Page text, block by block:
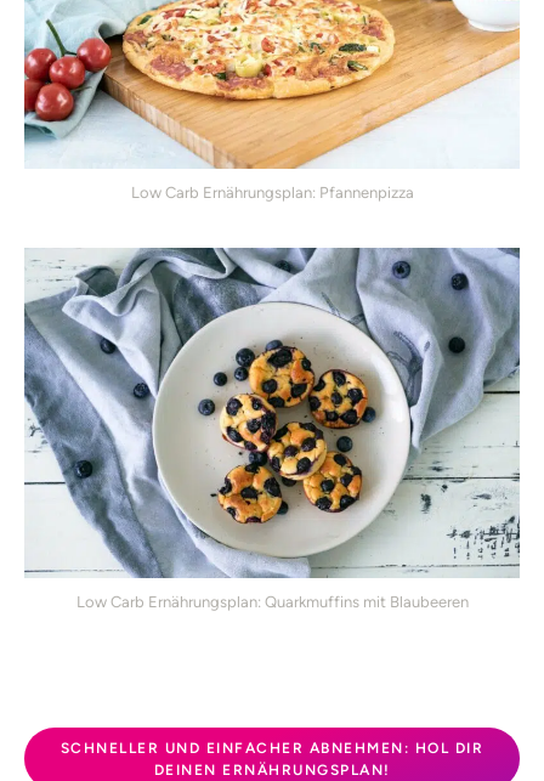
Low Carb Ernährungsplan: Pfannenpizza
Low Carb Ernährungsplan: Quarkmuffins mit Blaubeeren
SCHNELLER UND EINFACHER ABNEHMEN: HOL DIR
DEINEN ERNÄHRUNGSPLAN!